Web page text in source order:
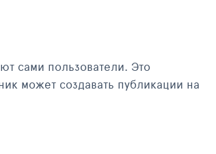
сами пользователи. Это
может создавать публикации на